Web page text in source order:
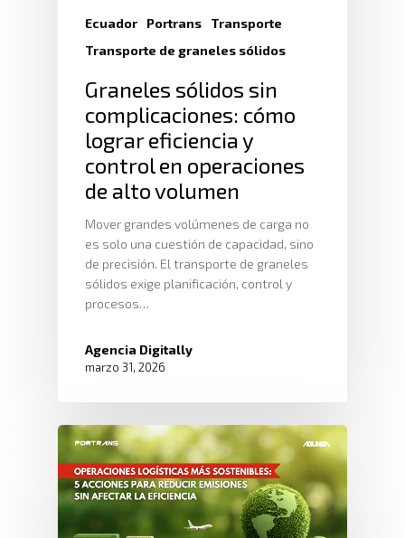
Ecuador Portrans
Transporte
Transporte de graneles sólidos
Graneles sólidos sin
complicaciones: cómo
lograr eficiencia y
control en operaciones
de alto volumen
Mover grandes volúmenes de carga no
es solo una cuestión de capacidad, sino
de precisión. El transporte de graneles
sólidos exige planificación, control y
procesos…
Agencia Digitally
marzo 31, 2026